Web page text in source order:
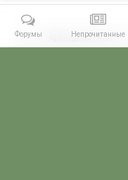
Поделиться
Форумы Непрочитанные